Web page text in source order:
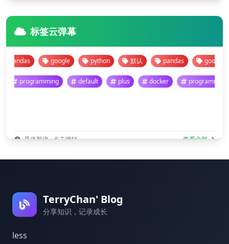
标签云弹幕
google python 默认 pandas google
programming default plus docker
悬停暂停 · 点击跳转 查看全部
TerryChan' Blog
分享知识，记录成长
less